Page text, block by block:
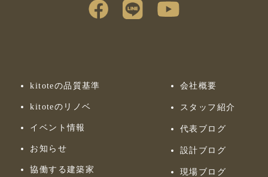
kitoteの品質基準
kitoteのリノベ
イベント情報
お知らせ
協働する建築家
会社概要
スタッフ紹介
代表ブログ
設計ブログ
現場ブログ